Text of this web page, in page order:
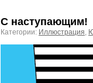
С наступающим!
Категории: Иллюстрация,